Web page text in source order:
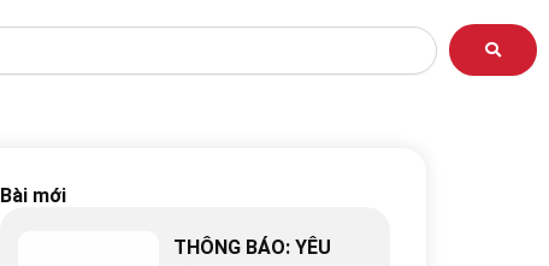
Bài mới
THÔNG BÁO: YÊU